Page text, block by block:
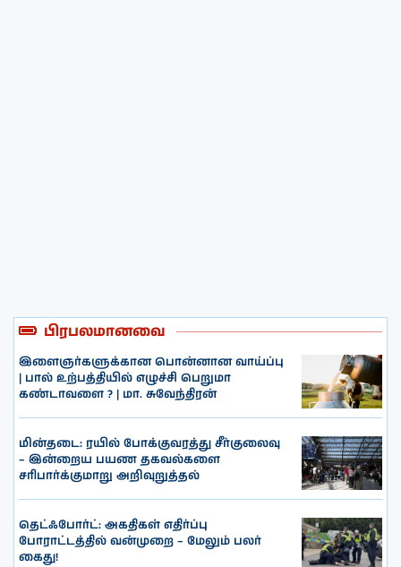
பிரபலமானவை
இளைஞர்களுக்கான பொன்னான வாய்ப்பு
| பால் உற்பத்தியில் எழுச்சி பெறுமா
கண்டாவளை ? | மா. சுவேந்திரன்
மின்தடை: ரயில் போக்குவரத்து சீர்குலைவு
– இன்றைய பயண தகவல்களை
சரிபார்க்குமாறு அறிவுறுத்தல்
தெட்ஃபோர்ட்: அகதிகள் எதிர்ப்பு
போராட்டத்தில் வன்முறை – மேலும் பலர்
கைது!